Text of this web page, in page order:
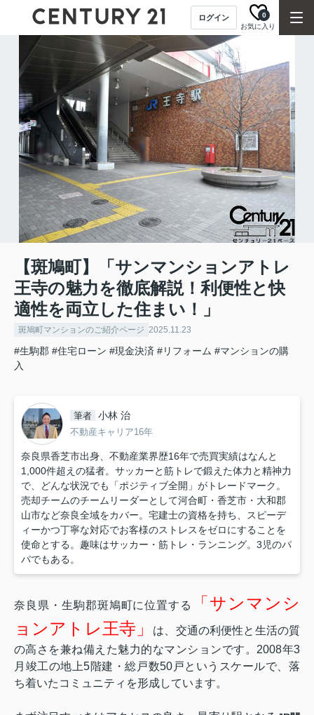
ログイン
お気に入り
0
【斑鳩町】「サンマンションアトレ
王寺の魅力を徹底解説！利便性と快
適性を両立した住まい！」
斑鳩町マンションのご紹介ページ 2025.11.23
#生駒郡 #住宅ローン #現金決済 #リフォーム #マンションの購
入
筆者 小林 治
不動産キャリア16年
奈良県香芝市出身、不動産業界歴16年で売買実績はなんと
1,000件超えの猛者。サッカーと筋トレで鍛えた体力と精神力
で、どんな状況でも「ポジティブ全開」がトレードマーク。
売却チームのチームリーダーとして河合町・香芝市・大和郡
山市など奈良全域をカバー。宅建士の資格を持ち、スピーデ
ィーかつ丁寧な対応でお客様のストレスをゼロにすることを
使命とする。趣味はサッカー・筋トレ・ランニング。3児のパ
パでもある。
奈良県・生駒郡斑鳩町に位置する
「サンマンシ
ョンアトレ王寺」
は、交通の利便性と生活の質
の高さを兼ね備えた魅力的なマンションです。2008年3
月竣工の地上5階建・総戸数50戸というスケールで、落
ち着いたコミュニティを形成しています。